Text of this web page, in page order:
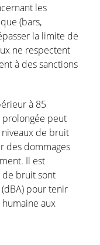
les
(bars,
la limite de
ne respectent
à des sanctions
à 85
peut
de bruit
des dommages
Il est
de bruit sont
pour tenir
aux